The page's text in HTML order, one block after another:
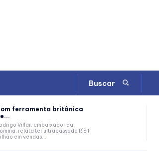
Buscar
ferramenta britânica
Villar, embaixador da
relata ter ultrapassado R`$ 1
em vendas...